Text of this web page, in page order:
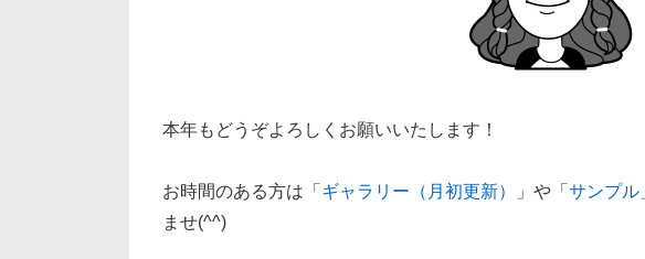
本年もどうぞよろしくお願いいたします！
お時間のある方は「 ギャラリー（月初更新） 」や「 サンプル
ませ(^^)